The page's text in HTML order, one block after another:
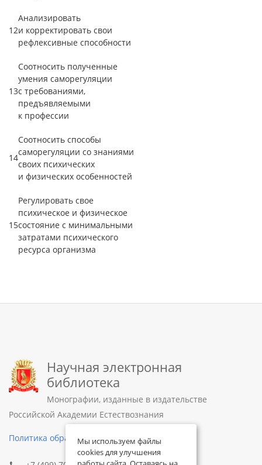
12
Анализировать
и корректировать свои
рефлексивные способности
13
Соотносить полученные
умения саморегуляции
с требованиями,
предъявляемыми
к профессии
14
Соотносить способы
саморегуляции со знаниями
своих психических
и физических особенностей
15
Регулировать свое
психическое и физическое
состояние с минимальными
затратами психического
ресурса организма
Научная электронная
библиотека
Монографии, изданные в издательстве
Российской Академии Естествознания
Политика обработки персональных данных
Мы используем файлы
cookies для улучшения